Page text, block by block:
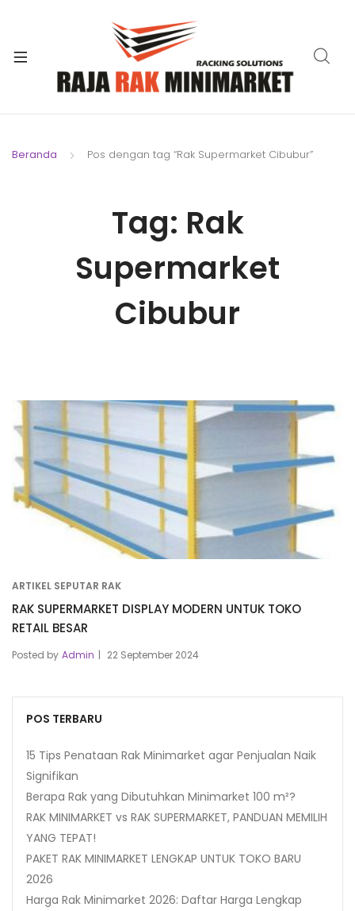
Beranda Pos dengan tag “Rak Supermarket Cibubur”
Tag: Rak
Supermarket
Cibubur
ARTIKEL SEPUTAR RAK
RAK SUPERMARKET DISPLAY MODERN UNTUK TOKO
RETAIL BESAR
Posted by Admin 22 September 2024
POS TERBARU
15 Tips Penataan Rak Minimarket agar Penjualan Naik
Signifikan
Berapa Rak yang Dibutuhkan Minimarket 100 m²?
RAK MINIMARKET vs RAK SUPERMARKET, PANDUAN MEMILIH
YANG TEPAT!
PAKET RAK MINIMARKET LENGKAP UNTUK TOKO BARU
2026
Harga Rak Minimarket 2026: Daftar Harga Lengkap